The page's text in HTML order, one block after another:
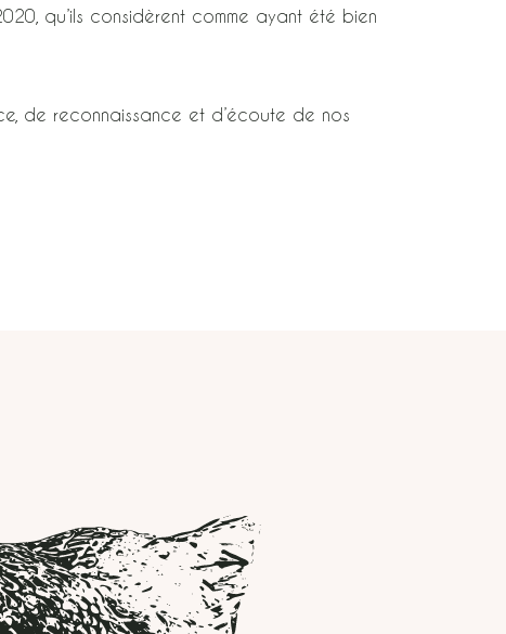
qu’ils considèrent comme ayant été bien
de reconnaissance et d’écoute de nos